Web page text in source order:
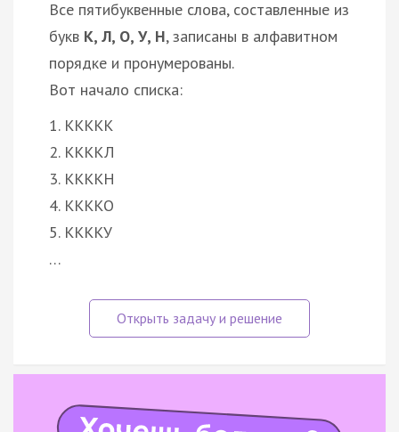
Все пятибуквенные слова, составленные из
букв К, Л, О, У, Н, записаны в алфавитном
порядке и пронумерованы.
Вот начало списка:
1. ККККК
2. ККККЛ
3. ККККН
4. ККККО
5. ККККУ
…